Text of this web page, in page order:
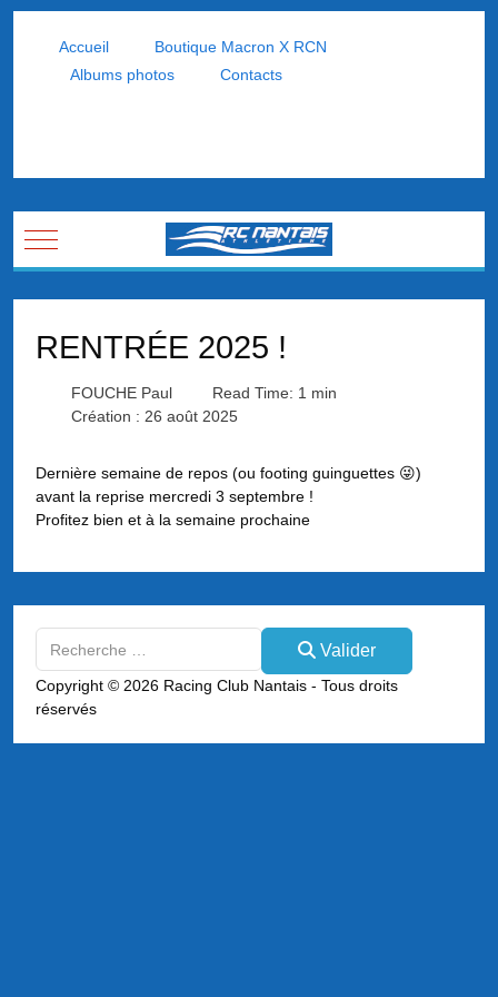
Accueil
Boutique Macron X RCN
Albums photos
Contacts
Mobile Menu Toggle
RENTRÉE 2025 !
FOUCHE Paul
Read Time: 1 min
Création : 26 août 2025
Dernière semaine de repos (ou footing guinguettes 😜)
avant la reprise mercredi 3 septembre !
Profitez bien et à la semaine prochaine
Type 2 or more characters for results.
Valider
Copyright © 2026 Racing Club Nantais - Tous droits
réservés